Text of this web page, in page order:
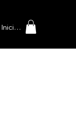
Iniciar sesión